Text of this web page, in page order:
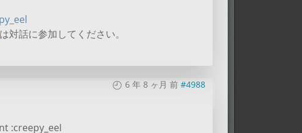
は対話に参加してください。
6 年 8 ヶ月 前 #4988
:creepy_eel